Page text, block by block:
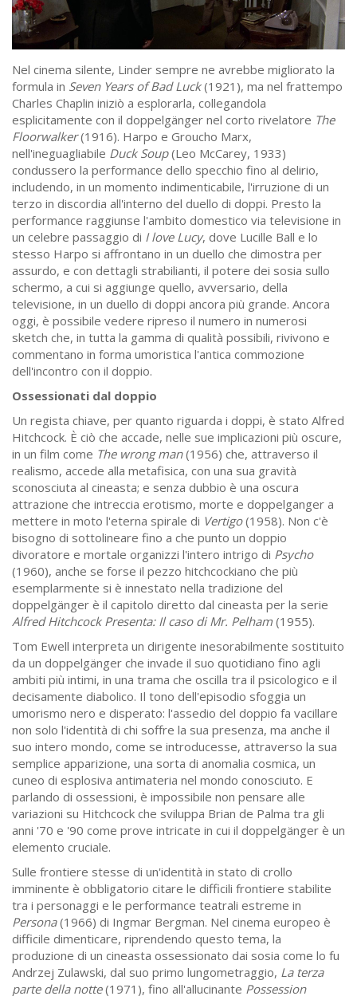
Nel cinema silente, Linder sempre ne avrebbe migliorato la
formula in Seven Years of Bad Luck(1921), ma nel frattempo
Charles Chaplin iniziò a esplorarla, collegandola
esplicitamente con il doppelgänger nel corto rivelatore The
Floorwalker(1916). Harpo e Groucho Marx,
nell'ineguagliabile Duck Soup(Leo McCarey, 1933)
condussero la performance dello specchio fino al delirio,
includendo, in un momento indimenticabile, l'irruzione di un
terzo in discordia all'interno del duello di doppi. Presto la
performance raggiunse l'ambito domestico via televisione in
un celebre passaggio di I love Lucy, dove Lucille Ball e lo
stesso Harpo si affrontano in un duello che dimostra per
assurdo, e con dettagli strabilianti, il potere dei sosia sullo
schermo, a cui si aggiunge quello, avversario, della
televisione, in un duello di doppi ancora più grande. Ancora
oggi, è possibile vedere ripreso il numero in numerosi
sketch che, in tutta la gamma di qualità possibili, rivivono e
commentano in forma umoristica l'antica commozione
dell'incontro con il doppio.
Ossessionati dal doppio
Un regista chiave, per quanto riguarda i doppi, è stato Alfred
Hitchcock. È ciò che accade, nelle sue implicazioni più oscure,
in un film come The wrong man(1956) che, attraverso il
realismo, accede alla metafisica, con una sua gravità
sconosciuta al cineasta; e senza dubbio è una oscura
attrazione che intreccia erotismo, morte e doppelganger a
mettere in moto l'eterna spirale di Vertigo(1958). Non c'è
bisogno di sottolineare fino a che punto un doppio
divoratore e mortale organizzi l'intero intrigo di Psycho
(1960), anche se forse il pezzo hitchcockiano che più
esemplarmente si è innestato nella tradizione del
doppelgänger è il capitolo diretto dal cineasta per la serie
Alfred Hitchcock Presenta: Il caso di Mr. Pelham (1955).
Tom Ewell interpreta un dirigente inesorabilmente sostituito
da un doppelgänger che invade il suo quotidiano fino agli
ambiti più intimi, in una trama che oscilla tra il psicologico e il
decisamente diabolico. Il tono dell'episodio sfoggia un
umorismo nero e disperato: l'assedio del doppio fa vacillare
non solo l'identità di chi soffre la sua presenza, ma anche il
suo intero mondo, come se introducesse, attraverso la sua
semplice apparizione, una sorta di anomalia cosmica, un
cuneo di esplosiva antimateria nel mondo conosciuto. E
parlando di ossessioni, è impossibile non pensare alle
variazioni su Hitchcock che sviluppa Brian de Palma tra gli
anni '70 e '90 come prove intricate in cui il doppelgänger è un
elemento cruciale.
Sulle frontiere stesse di un'identità in stato di crollo
imminente è obbligatorio citare le difficili frontiere stabilite
tra i personaggi e le performance teatrali estreme in
Persona(1966) di Ingmar Bergman. Nel cinema europeo è
difficile dimenticare, riprendendo questo tema, la
produzione di un cineasta ossessionato dai sosia come lo fu
Andrzej Zulawski, dal suo primo lungometraggio, La terza
parte della notte(1971), fino all'allucinante Possession